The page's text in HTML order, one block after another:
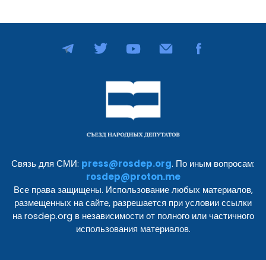
Связь для СМИ: press@rosdep.org. По иным вопросам:
rosdep@proton.me
Все права защищены. Использование любых материалов,
размещенных на сайте, разрешается при условии ссылки
на rosdep.org в независимости от полного или частичного
использования материалов.